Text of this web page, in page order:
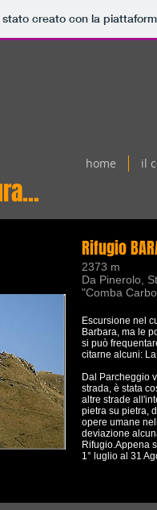
stato creato con la
Rifugio
2373 m
Da Pinerolo,
"Comba
Escursione nel
Barbara, ma le
si può
citarne alcuni:
Dal Parcheggio
strada, è stata
altre strade
pietra su pietra,
opere umane
deviazione
Rifugio.Appena
1° luglio al 31
home il